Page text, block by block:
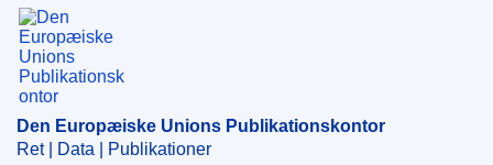
koncentration
CELEX : 52017M8575
Den Europæiske Unions Publikationskontor
Ret | Data | Publikationer